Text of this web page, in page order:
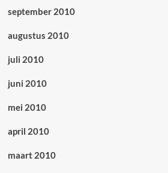
september 2010
augustus 2010
juli 2010
juni 2010
mei 2010
april 2010
maart 2010